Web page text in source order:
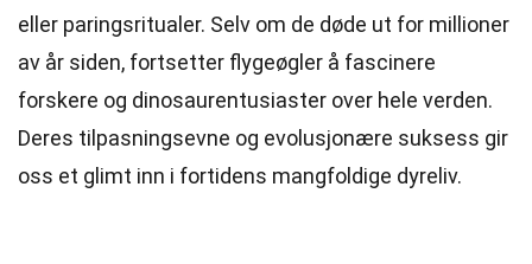
eller paringsritualer. Selv om de døde ut for millioner
av år siden, fortsetter flygeøgler å fascinere
forskere og dinosaurentusiaster over hele verden.
Deres tilpasningsevne og evolusjonære suksess gir
oss et glimt inn i fortidens mangfoldige dyreliv.